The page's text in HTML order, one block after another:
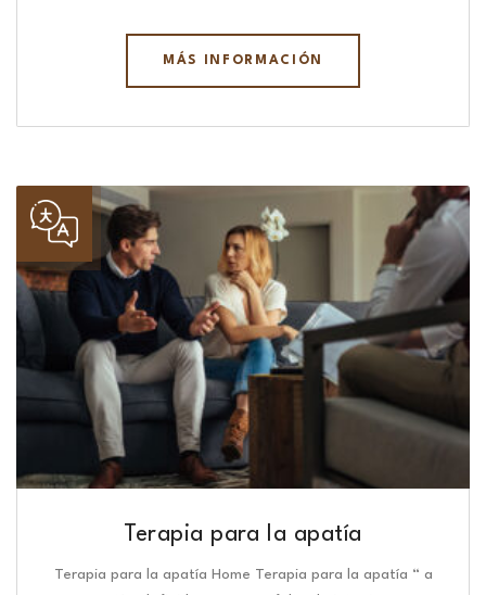
MÁS INFORMACIÓN
Terapia para la apatía
Terapia para la apatía Home Terapia para la apatía “ a